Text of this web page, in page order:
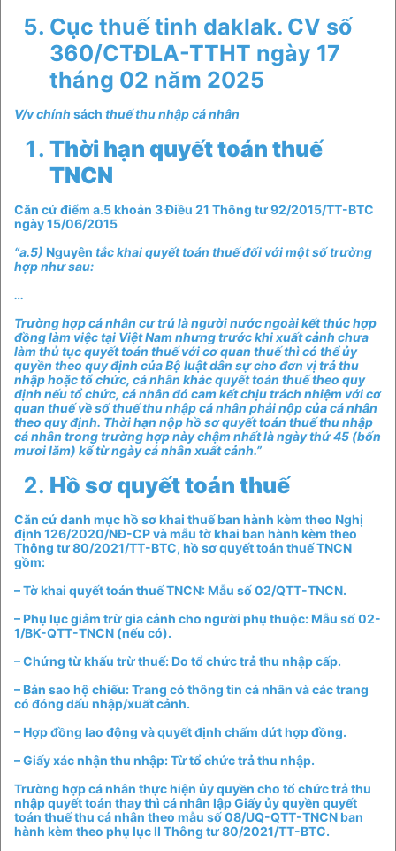
Cục thuế tinh daklak. CV số
360/CTĐLA-TTHT ngày 17
tháng 02 năm 2025
V/v chính sách thuế thu nhập cá nhân
Thời hạn quyết toán thuế
TNCN
Căn cứ điểm a.5 khoản 3 Điều 21 Thông tư 92/2015/TT-BTC
ngày 15/06/2015
“a.5) Nguyên tắc khai quyết toán thuế đối với một số trường
hợp như sau:
…
Trường hợp cá nhân cư trú là người nước ngoài kết thúc hợp
đồng làm việc tại Việt Nam nhưng trước khi xuất cảnh chưa
làm thủ tục quyết toán thuế với cơ quan thuế thì có thể ủy
quyền theo quy định của Bộ luật dân sự cho đơn vị trả thu
nhập hoặc tổ chức, cá nhân khác quyết toán thuế theo quy
định nếu tổ chức, cá nhân đó cam kết chịu trách nhiệm với cơ
quan thuế về số thuế thu nhập cá nhân phải nộp của cá nhân
theo quy định. Thời hạn nộp hồ sơ quyết toán thuế thu nhập
cá nhân trong trường hợp này chậm nhất là ngày thứ 45 (bốn
mươi lăm) kể từ ngày cá nhân xuất cảnh.”
Hồ sơ quyết toán thuế
Căn cứ danh mục hồ sơ khai thuế ban hành kèm theo Nghị
định 126/2020/NĐ-CP và mẫu tờ khai ban hành kèm theo
Thông tư 80/2021/TT-BTC, hồ sơ quyết toán thuế TNCN
gồm:
– Tờ khai quyết toán thuế TNCN: Mẫu số 02/QTT-TNCN.
– Phụ lục giảm trừ gia cảnh cho người phụ thuộc: Mẫu số 02-
1/BK-QTT-TNCN (nếu có).
– Chứng từ khấu trừ thuế: Do tổ chức trả thu nhập cấp.
– Bản sao hộ chiếu: Trang có thông tin cá nhân và các trang
có đóng dấu nhập/xuất cảnh.
– Hợp đồng lao động và quyết định chấm dứt hợp đồng.
– Giấy xác nhận thu nhập: Từ tổ chức trả thu nhập.
Trường hợp cá nhân thực hiện ủy quyền cho tổ chức trả thu
nhập quyết toán thay thì cá nhân lập Giấy ủy quyền quyết
toán thuế thu cá nhân theo mẫu số 08/UQ-QTT-TNCN ban
hành kèm theo phụ lục II Thông tư 80/2021/TT-BTC.